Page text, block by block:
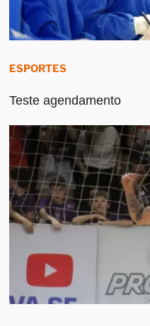
ESPORTES
Teste agendamento